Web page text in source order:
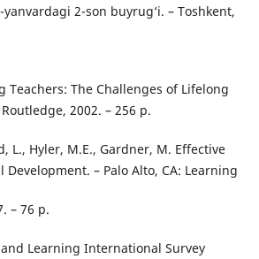
2-son buyrug‘i. – Toshkent,
Teachers: The Challenges of Lifelong
2002. – 256 p.
L., Hyler, M.E., Gardner, M. Effective
Development. – Palo Alto, CA: Learning
– 76 p.
and Learning International Survey